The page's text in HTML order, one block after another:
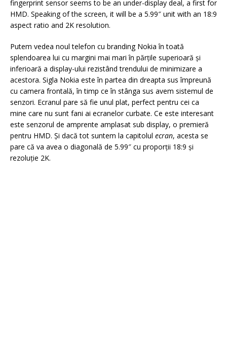
fingerprint sensor seems to be an under-display deal, a first for
HMD. Speaking of the screen, it will be a 5.99″ unit with an 18:9
aspect ratio and 2K resolution.
Putem vedea noul telefon cu branding Nokia în toată
splendoarea lui cu margini mai mari în părțile superioară și
inferioară a display-ului rezistând trendului de minimizare a
acestora. Sigla Nokia este în partea din dreapta sus împreună
cu camera frontală, în timp ce în stânga sus avem sistemul de
senzori. Ecranul pare să fie unul plat, perfect pentru cei ca
mine care nu sunt fani ai ecranelor curbate. Ce este interesant
este senzorul de amprente amplasat sub display, o premieră
pentru HMD. Și dacă tot suntem la capitolul ecran, acesta se
pare că va avea o diagonală de 5.99″ cu proporții 18:9 și
rezoluție 2K.